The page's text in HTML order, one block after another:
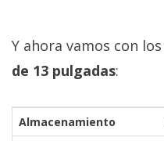
Y ahora vamos con los
de 13 pulgadas:
Almacenamiento